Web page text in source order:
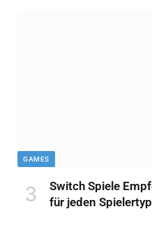
GAMES
Switch Spiele
für jeden Spielertyp